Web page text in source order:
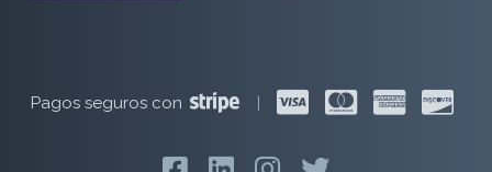
Pagos seguros con